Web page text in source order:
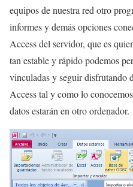
equipos de nuestra red otro
informes y demás opciones
Access del servidor, que es
tan estable y rápido podemos
vinculadas y seguir disfrutando
Access tal y como lo
datos estarán en otro ordenador.